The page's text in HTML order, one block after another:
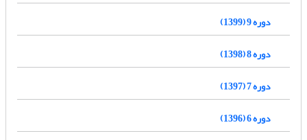
دوره 9 (1399)
دوره 8 (1398)
دوره 7 (1397)
دوره 6 (1396)